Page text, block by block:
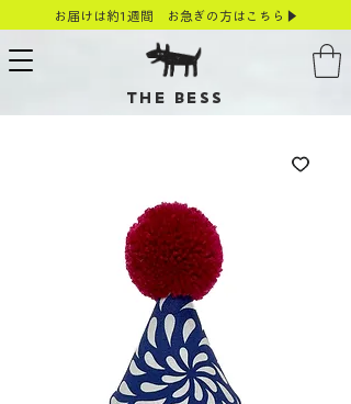
お届けは約1週間 お急ぎの方はこちら▶
THE BESS